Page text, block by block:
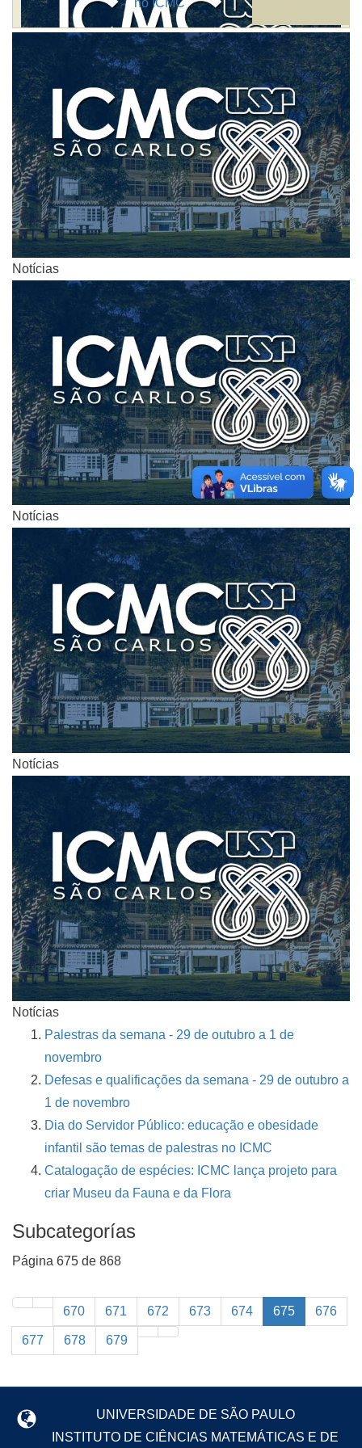
no ICMC
Notícias
Notícias
Notícias
Notícias
Notícias
Palestras da semana - 29 de outubro a 1 de
novembro
Defesas e qualificações da semana - 29 de outubro a
1 de novembro
Dia do Servidor Público: educação e obesidade
infantil são temas de palestras no ICMC
Catalogação de espécies: ICMC lança projeto para
criar Museu da Fauna e da Flora
Subcategorías
Página 675 de 868
670 671 672 673 674 675 676
677 678 679
UNIVERSIDADE DE SÃO PAULO
INSTITUTO DE CIÊNCIAS MATEMÁTICAS E DE